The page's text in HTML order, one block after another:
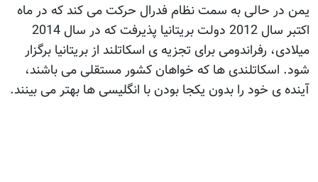
یمن در حالی به سمت نظام فدرال حرکت می کند که در ماه
اکتبر سال 2012 دولت بریتانیا پذیرفت که در سال 2014
میلادی، رفراندومی برای تجزیه ی اسکاتلند از بریتانیا برگزار
شود. اسکاتلندی ها که خواهان کشور مستقلی می باشند،
آينده ی خود را بدون یکجا بودن با انگلیسی ها بهتر می بینند.